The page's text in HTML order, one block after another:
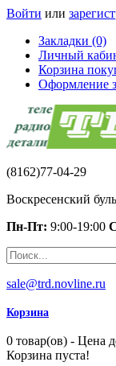
Войти или
Закладки (0)
Личный
Корзина
Оформление
(8162)77-04-29
Воскресенский
Пн-Пт: 9:00-19:00
sale@trd.novline.ru
Корзина
0 товар(ов) - Цена
Корзина пуста!